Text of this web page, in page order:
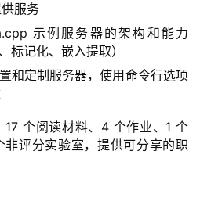
服务
示例服务器的架构和能力
标记化、嵌入提取）
和定制服务器，使用命令行选项
个阅读材料、4 个作业、1 个
评分实验室，提供可分享的职